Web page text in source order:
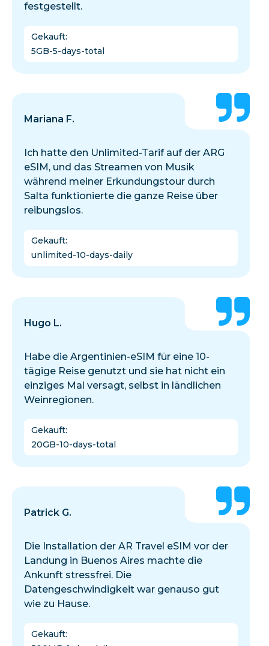
festgestellt.
Gekauft:
5GB-5-days-total
Mariana F.
Ich hatte den Unlimited-Tarif auf der ARG
eSIM, und das Streamen von Musik
während meiner Erkundungstour durch
Salta funktionierte die ganze Reise über
reibungslos.
Gekauft:
unlimited-10-days-daily
Hugo L.
Habe die Argentinien-eSIM für eine 10-
tägige Reise genutzt und sie hat nicht ein
einziges Mal versagt, selbst in ländlichen
Weinregionen.
Gekauft:
20GB-10-days-total
Patrick G.
Die Installation der AR Travel eSIM vor der
Landung in Buenos Aires machte die
Ankunft stressfrei. Die
Datengeschwindigkeit war genauso gut
wie zu Hause.
Gekauft: